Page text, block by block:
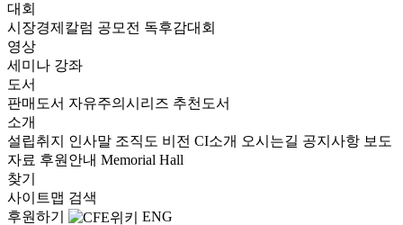
대회
시장경제칼럼 공모전 독후감대회
영상
세미나 강좌
도서
판매도서 자유주의시리즈 추천도서
소개
설립취지 인사말 조직도 비전 CI소개 오시는길 공지사항 보도
자료 후원안내 Memorial Hall
찾기
사이트맵 검색
후원하기
ENG